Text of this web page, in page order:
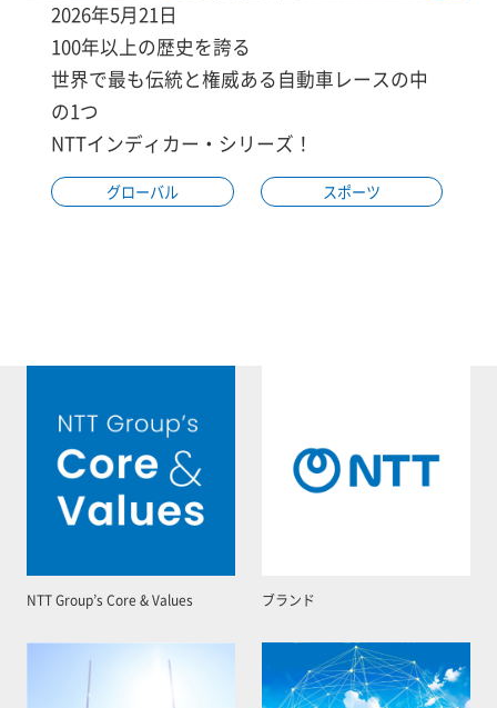
2026年5月21日
100年以上の歴史を誇る
世界で最も伝統と権威ある自動車レースの中
の1つ
NTTインディカー・シリーズ！
グローバル スポーツ
NTT Group’s Core & Values ブランド